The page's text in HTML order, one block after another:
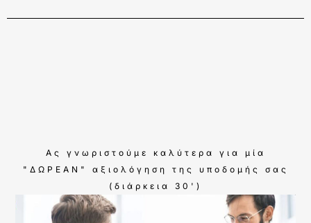
Ας γνωριστούμε καλύτερα για μία
"ΔΩΡΕΑΝ" αξιολόγηση της υποδομής σας
(διάρκεια 30')